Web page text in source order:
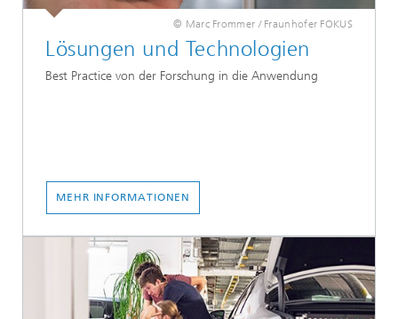
© Marc Frommer / Fraunhofer FOKUS
Lösungen und Technologien
Best Practice von der Forschung in die Anwendung
MEHR INFORMATIONEN